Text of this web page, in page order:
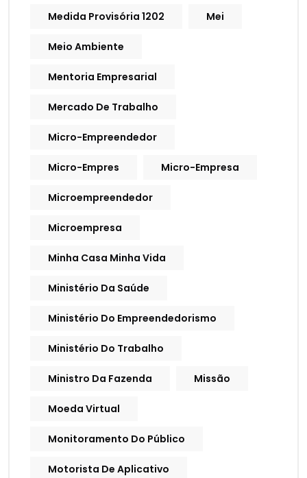
Medida Provisória 1202 Mei
Meio Ambiente
Mentoria Empresarial
Mercado De Trabalho
Micro-Empreendedor
Micro-Empres Micro-Empresa
Microempreendedor
Microempresa
Minha Casa Minha Vida
Ministério Da Saúde
Ministério Do Empreendedorismo
Ministério Do Trabalho
Ministro Da Fazenda Missão
Moeda Virtual
Monitoramento Do Público
Motorista De Aplicativo